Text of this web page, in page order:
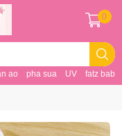
ao pha sua UV fatz baby
0